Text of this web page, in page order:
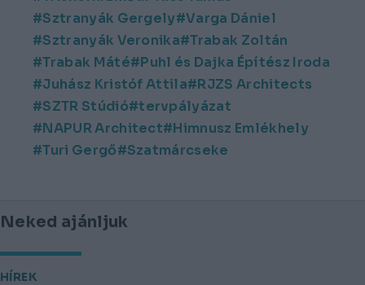
Sztranyák Gergely
Varga Dániel
Sztranyák Veronika
Trabak Zoltán
Trabak Máté
Puhl és Dajka Építész Iroda
Juhász Kristóf Attila
RJZS Architects
SZTR Stúdió
tervpályázat
NAPUR Architect
Himnusz Emlékhely
Turi Gergő
Szatmárcseke
Neked ajánljuk
HÍREK